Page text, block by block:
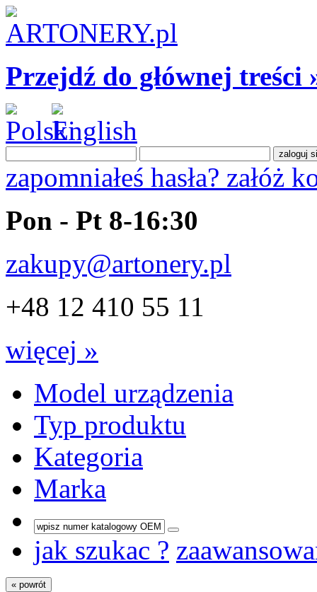
Przejdź do głównej treści
zapomniałeś hasła? załóż
Pon - Pt 8-16:30
zakupy@artonery.pl
+48 12 410 55 11
więcej »
Model urządzenia
Typ produktu
Kategoria
Marka
jak szukac ?
« powrót